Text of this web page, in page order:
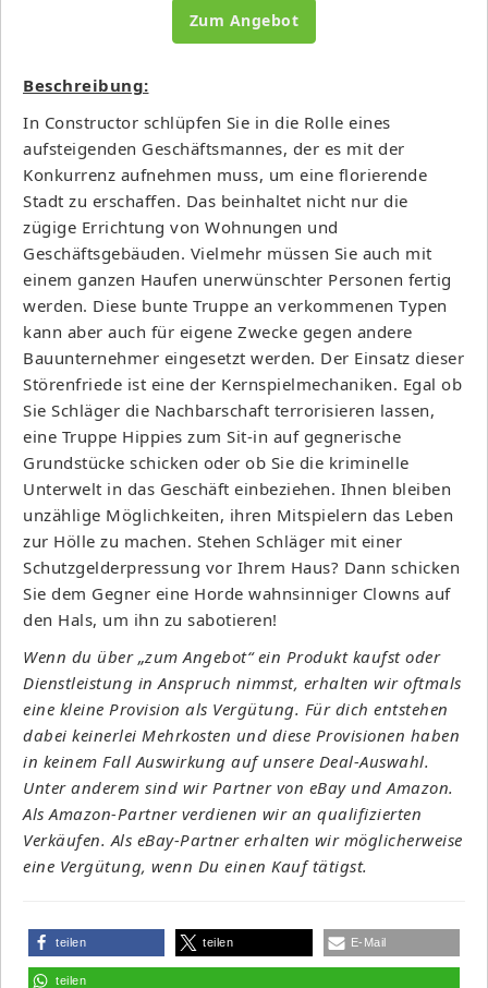
Zum Angebot
Beschreibung:
In Constructor schlüpfen Sie in die Rolle eines
aufsteigenden Geschäftsmannes, der es mit der
Konkurrenz aufnehmen muss, um eine florierende
Stadt zu erschaffen. Das beinhaltet nicht nur die
zügige Errichtung von Wohnungen und
Geschäftsgebäuden. Vielmehr müssen Sie auch mit
einem ganzen Haufen unerwünschter Personen fertig
werden. Diese bunte Truppe an verkommenen Typen
kann aber auch für eigene Zwecke gegen andere
Bauunternehmer eingesetzt werden. Der Einsatz dieser
Störenfriede ist eine der Kernspielmechaniken. Egal ob
Sie Schläger die Nachbarschaft terrorisieren lassen,
eine Truppe Hippies zum Sit-in auf gegnerische
Grundstücke schicken oder ob Sie die kriminelle
Unterwelt in das Geschäft einbeziehen. Ihnen bleiben
unzählige Möglichkeiten, ihren Mitspielern das Leben
zur Hölle zu machen. Stehen Schläger mit einer
Schutzgelderpressung vor Ihrem Haus? Dann schicken
Sie dem Gegner eine Horde wahnsinniger Clowns auf
den Hals, um ihn zu sabotieren!
Wenn du über „zum Angebot“ ein Produkt kaufst oder
Dienstleistung in Anspruch nimmst, erhalten wir oftmals
eine kleine Provision als Vergütung. Für dich entstehen
dabei keinerlei Mehrkosten und diese Provisionen haben
in keinem Fall Auswirkung auf unsere Deal-Auswahl.
Unter anderem sind wir Partner von eBay und Amazon.
Als Amazon-Partner verdienen wir an qualifizierten
Verkäufen. Als eBay-Partner erhalten wir möglicherweise
eine Vergütung, wenn Du einen Kauf tätigst.
teilen teilen E-Mail
teilen